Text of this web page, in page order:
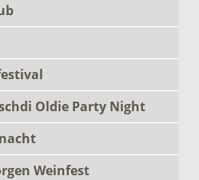
Oldie Party Night
Weinfest